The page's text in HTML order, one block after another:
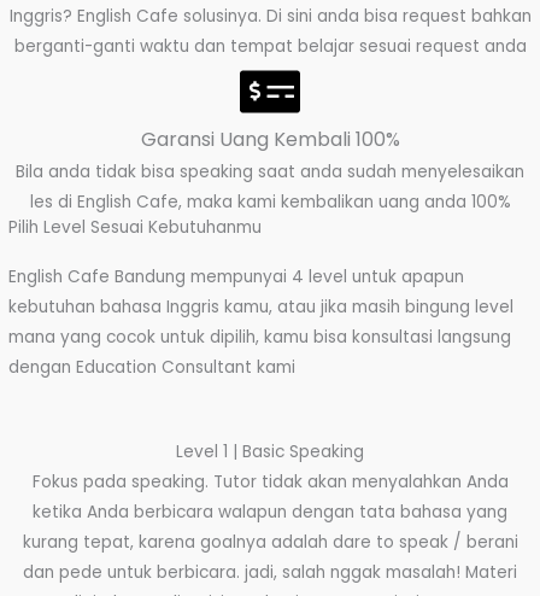
Inggris? English Cafe solusinya. Di sini anda bisa request bahkan
berganti-ganti waktu dan tempat belajar sesuai request anda
Garansi Uang Kembali 100%
Bila anda tidak bisa speaking saat anda sudah menyelesaikan
les di English Cafe, maka kami kembalikan uang anda 100%
Pilih Level Sesuai Kebutuhanmu
English Cafe Bandung mempunyai 4 level untuk apapun
kebutuhan bahasa Inggris kamu, atau jika masih bingung level
mana yang cocok untuk dipilih, kamu bisa konsultasi langsung
dengan Education Consultant kami
Level 1 | Basic Speaking
Fokus pada speaking. Tutor tidak akan menyalahkan Anda
ketika Anda berbicara walapun dengan tata bahasa yang
kurang tepat, karena goalnya adalah dare to speak / berani
dan pede untuk berbicara. jadi, salah nggak masalah! Materi